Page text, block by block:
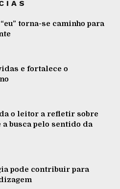
torna-se caminho para
e fortalece o
o leitor a refletir sobre
busca pelo sentido da
pode contribuir para